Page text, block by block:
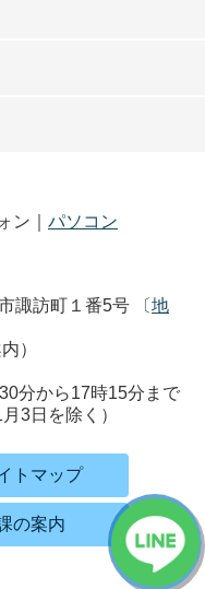
ン｜ パソコン
諏訪町１番5号 〔地
）
分から17時15分まで
3日を除く）
トマップ
の案内